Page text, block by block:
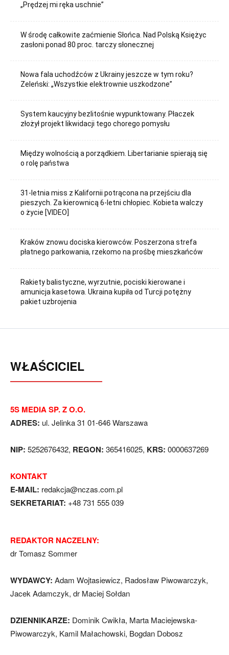
„Prędzej mi ręka uschnie”
W środę całkowite zaćmienie Słońca. Nad Polską Księżyc
zasłoni ponad 80 proc. tarczy słonecznej
Nowa fala uchodźców z Ukrainy jeszcze w tym roku?
Zeleński: „Wszystkie elektrownie uszkodzone”
System kaucyjny bezlitośnie wypunktowany. Płaczek
złożył projekt likwidacji tego chorego pomysłu
Między wolnością a porządkiem. Libertarianie spierają się
o rolę państwa
31-letnia miss z Kalifornii potrącona na przejściu dla
pieszych. Za kierownicą 6-letni chłopiec. Kobieta walczy
o życie [VIDEO]
Kraków znowu dociska kierowców. Poszerzona strefa
płatnego parkowania, rzekomo na prośbę mieszkańców
Rakiety balistyczne, wyrzutnie, pociski kierowane i
amunicja kasetowa. Ukraina kupiła od Turcji potężny
pakiet uzbrojenia
WŁAŚCICIEL
5S MEDIA SP. Z O.O.
ADRES: ul. Jelinka 31 01-646 Warszawa
NIP: 5252676432, REGON: 365416025, KRS: 0000637269
KONTAKT
E-MAIL: redakcja@nczas.com.pl
SEKRETARIAT: +48 731 555 039
REDAKTOR NACZELNY:
dr Tomasz Sommer
WYDAWCY: Adam Wojtasiewicz, Radosław Piwowarczyk,
Jacek Adamczyk, dr Maciej Sołdan
DZIENNIKARZE: Dominik Cwikła, Marta Maciejewska-
Piwowarczyk, Kamil Małachowski, Bogdan Dobosz